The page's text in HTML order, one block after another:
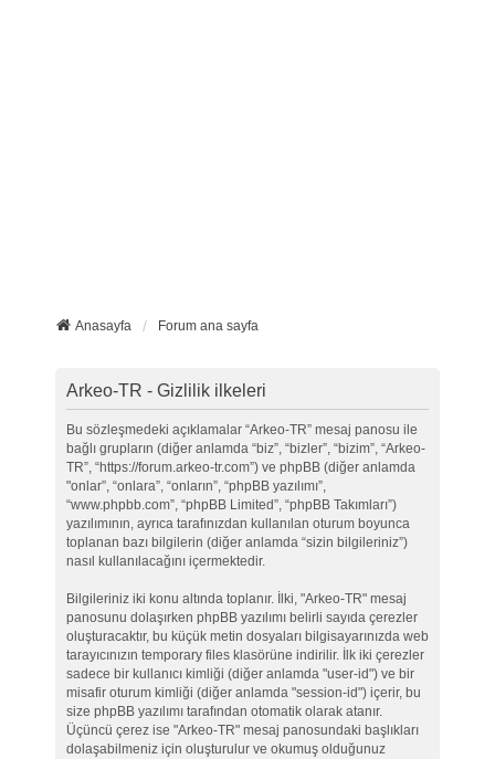
Anasayfa Forum ana sayfa
Arkeo-TR - Gizlilik ilkeleri
Bu sözleşmedeki açıklamalar “Arkeo-TR” mesaj panosu ile
bağlı grupların (diğer anlamda “biz”, “bizler”, “bizim”, “Arkeo-
TR”, “https://forum.arkeo-tr.com”) ve phpBB (diğer anlamda
"onlar”, “onlara”, “onların”, “phpBB yazılımı”,
“www.phpbb.com”, “phpBB Limited”, “phpBB Takımları”)
yazılımının, ayrıca tarafınızdan kullanılan oturum boyunca
toplanan bazı bilgilerin (diğer anlamda “sizin bilgileriniz”)
nasıl kullanılacağını içermektedir.
Bilgileriniz iki konu altında toplanır. İlki, "Arkeo-TR" mesaj
panosunu dolaşırken phpBB yazılımı belirli sayıda çerezler
oluşturacaktır, bu küçük metin dosyaları bilgisayarınızda web
tarayıcınızın temporary files klasörüne indirilir. İlk iki çerezler
sadece bir kullanıcı kimliği (diğer anlamda "user-id") ve bir
misafir oturum kimliği (diğer anlamda "session-id") içerir, bu
size phpBB yazılımı tarafından otomatik olarak atanır.
Üçüncü çerez ise "Arkeo-TR" mesaj panosundaki başlıkları
dolaşabilmeniz için oluşturulur ve okumuş olduğunuz